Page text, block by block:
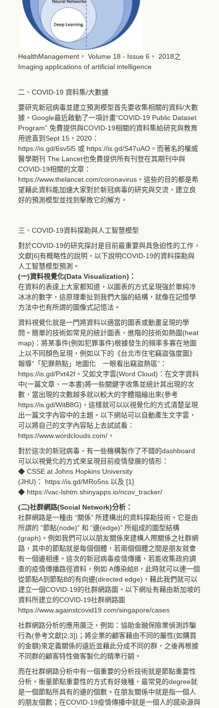
HealthManagement， Volume 18 - Issue 6， 2018之
Imaging applications of artificial intelligence
二、COVID-19 資料集/大數據
要研究新冠病毒並建立預測模型首先要收集相關的資料/大數
據。Google最近啟動了一項計畫“COVID-19 Public Dataset
Program” 免費提供與COVID-19相關的資料集給研究與教育
用途直到Sept 15，2020：
https://is.gd/6sv5l5 或 https://is.gd/S47uAO 。而著名的權威
醫學期刊 The Lancet也免費提供所有刊登在其期刊中與
COVID-19相關的文章：
https://www.thelancet.com/coronavirus 。這些的目的都是希
望藉此資料能加速大家對於新冠病毒的研究與交流，建立良
好的預測模型並找到擊敗它的解方。
三、COVID-19資料探勘與人工智慧模型
對於COVID-19的研究探討是目前最重要與具急迫性的工作，
文獻[6]有概略性的說明，以下說明COVID-19的資料探勘與
人工智慧模型預測。
(一)資料視覺化(Data Visualization)：
在資料的表達上大家都知道，以圖表的方式呈現強於單純冷
冰冰的數字，這原理牽扯到我們大腦的結構，就像在記憶學
方法中也有所謂的圖像式記憶法。
資料視覺化就是一門將資料以適當的圖表或動畫呈現的學
問。簡單的技術如常見的統計圖表，進階的技術如熱圖(heat
map)：將某事件(例如犯罪事件)根據發生的頻率多寡在地圖
上以不同顏色呈現，例如以下的《台北市住宅竊盜強度圖》
報導“「犯罪熱點」地圖化 一眼看出竊盜熱區”：
https://is.gd/Pxt42f 。又如文字雲(Word Cloud)：在文字資料
中(一篇文章、一本書)將一些關鍵字收集並統計其出現的次
數，當出現的次數越多就以較大的字體描繪出來(參考
https://is.gd/WitB8G)，這樣就可以以視覺化的方式清楚呈現
出一篇文字內容中的主題。以下網站可以自動產生文字雲，
可以將自己的文字內容貼上去試試看：
https://www.wordclouds.com/ 。
對於這次的新冠病毒，有一些機構製作了不錯的dashboard
可以以視覺化的方式來呈現目前疫情發展的情形：
◆ CSSE at Johns Hopkins University
(JHU)：
https://is.gd/MRo5ns 以及 [1]
◆ https://vac-lshtm.shinyapps.io/ncov_tracker/
(二)社群網路(Social Network)分析：
社群網路是一種由 “關係” 所建構出的資料探勘技術。它是由
所謂的 “節點(node)” 和 “邊(edge)” 所組成的圖型結構
(graph)。例如我們可以以朋友關係來建構人際關係之社群網
路，其中的節點就是每個個體，若兩個個體之間是朋友就會
有一個邊相連。這次的新冠病毒疫情傳播，若能收集政府調
查的疫情傳播路徑資料，例如 A傳染給B，此時就可以連一個
從節點A到節點B的有向邊(directed edge)，藉此我們就可以
建立一個COVID-19的社群網路圖。以下網址有藉由新加坡的
資料所建立的COVID-19社群網路圖
https://www.againstcovid19.com/singapore/cases
社群網路分析的應用廣泛，例如：協助金融保險業偵測詐騙
行為(參考文獻[2,3])；將企業的顧客藉由不同的屬性(如購買
的金額)來定義關係的遠近並藉此分成不同的群，之後再根據
不同群的顧客特性做客製化的精準行銷。
而在社群網路分析中有一個重要的分析技術就是節點重要性
分析。衡量節點重要性的方式有好幾種，最常見的degree就
是一個節點所具有的邊的個數。在朋友關係中就是指一個人
的朋友個數；在COVID-19疫情傳播中就是一個人的感染源與